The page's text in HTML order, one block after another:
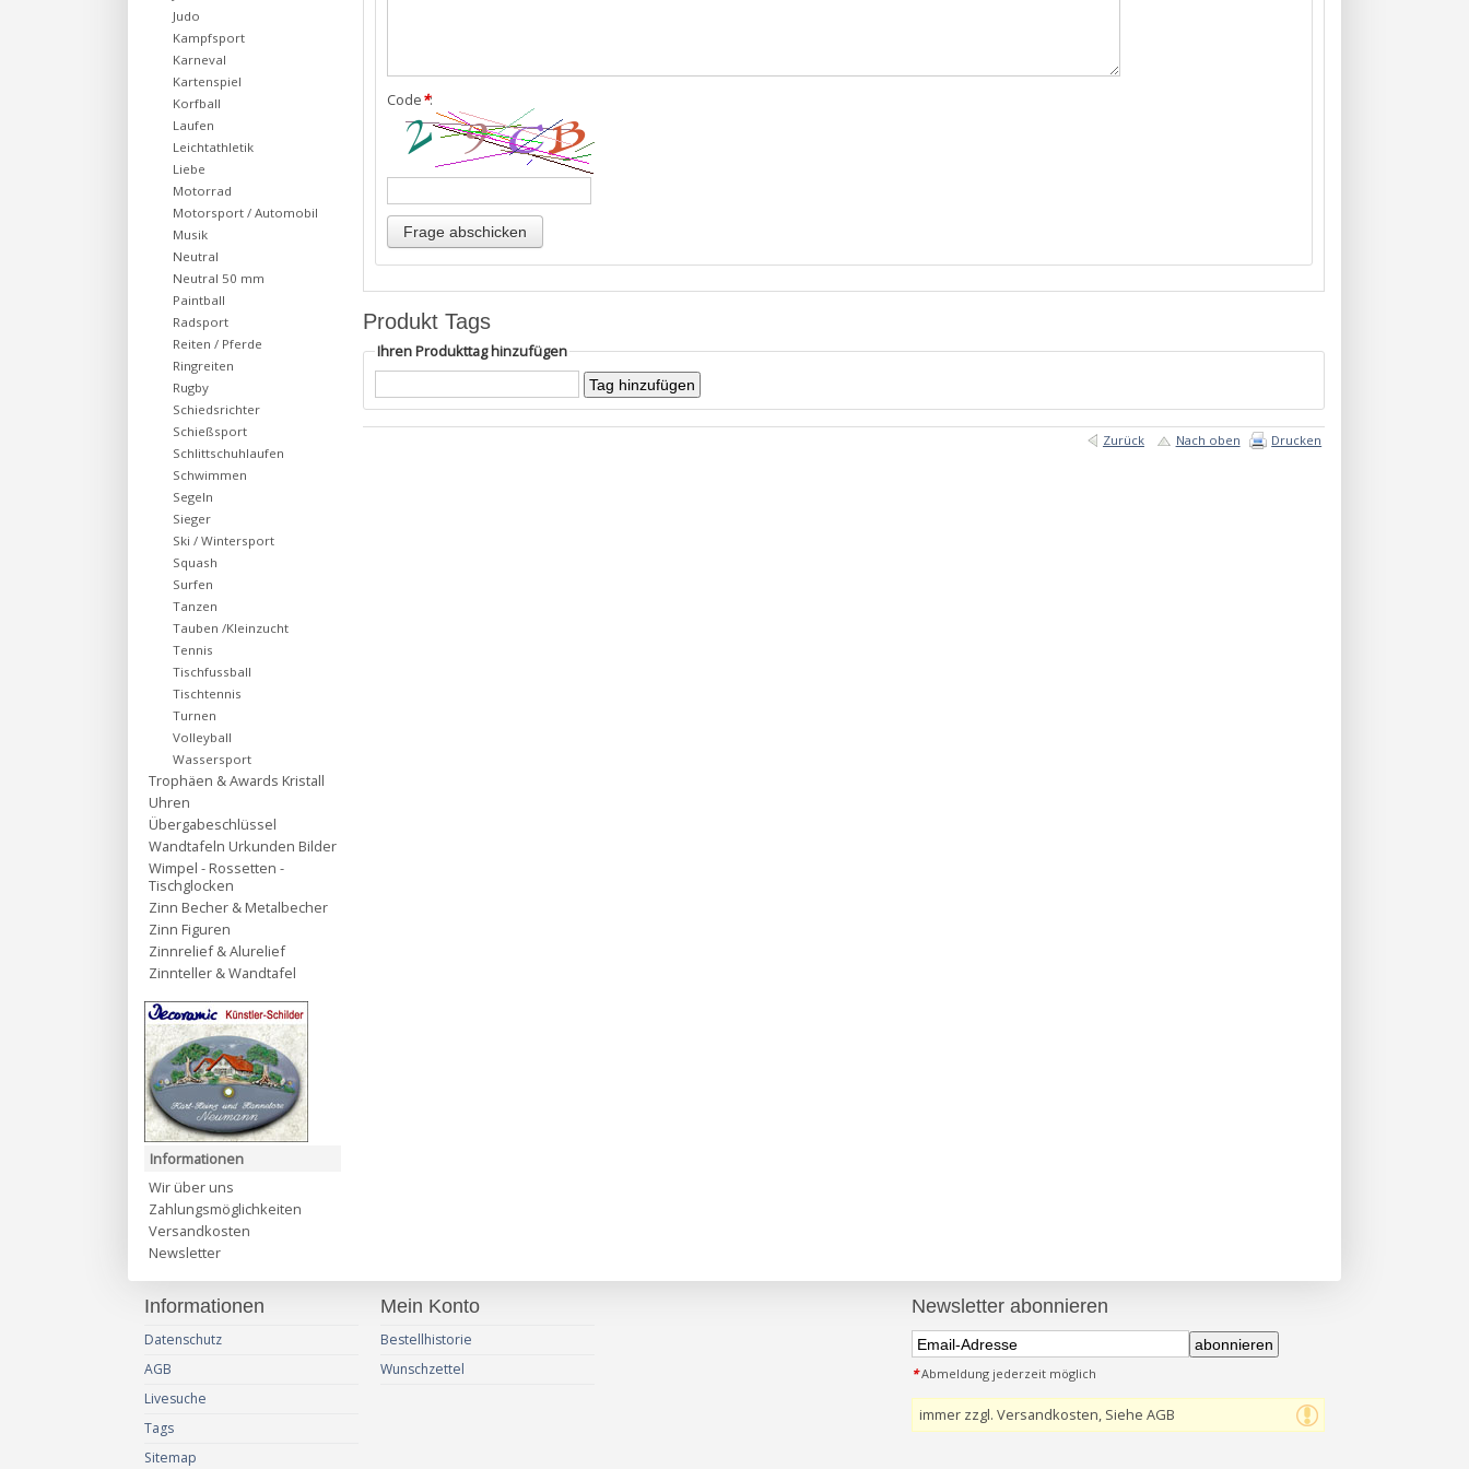
Code*:
Produkt Tags
Ihren Produkttag hinzufügen
Zurück Nach oben Drucken
Judo
Kampfsport
Karneval
Kartenspiel
Korfball
Laufen
Leichtathletik
Liebe
Motorrad
Motorsport / Automobil
Musik
Neutral
Neutral 50 mm
Paintball
Radsport
Reiten / Pferde
Ringreiten
Rugby
Schiedsrichter
Schießsport
Schlittschuhlaufen
Schwimmen
Segeln
Sieger
Ski / Wintersport
Squash
Surfen
Tanzen
Tauben /Kleinzucht
Tennis
Tischfussball
Tischtennis
Turnen
Volleyball
Wassersport
Trophäen & Awards Kristall
Uhren
Übergabeschlüssel
Wandtafeln Urkunden Bilder
Wimpel - Rossetten -
Tischglocken
Zinn Becher & Metalbecher
Zinn Figuren
Zinnrelief & Alurelief
Zinnteller & Wandtafel
Informationen
Wir über uns
Zahlungsmöglichkeiten
Versandkosten
Newsletter
Informationen
Datenschutz
AGB
Livesuche
Tags
Sitemap
Mein Konto
Bestellhistorie
Wunschzettel
Newsletter abonnieren
abonnieren
*Abmeldung jederzeit möglich
immer zzgl. Versandkosten, Siehe AGB